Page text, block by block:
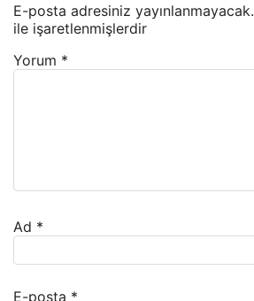
E-posta adresiniz yayınlanmayacak.
ile işaretlenmişlerdir
Yorum *
Ad *
E-posta *